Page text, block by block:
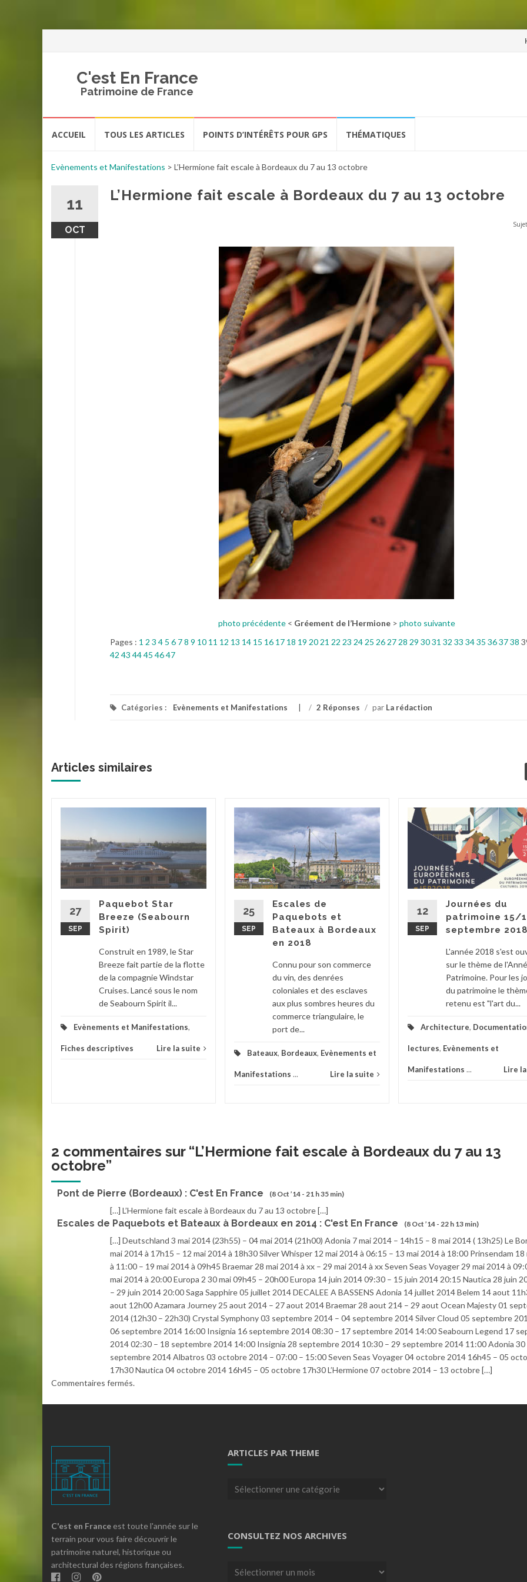
C'est En France
Patrimoine de France
ACCUEIL TOUS LES ARTICLES POINTS D’INTÉRÊTS POUR GPS THÉMATIQUES
Evènements et Manifestations > L’Hermione fait escale à Bordeaux du 7 au 13 octobre
11
OCT
L’Hermione fait escale à Bordeaux du 7 au 13 octobre
photo précédente< Gréement de l’Hermione> photo suivante
Pages : 1 2 3 4 5 6 78 9 10 11 12 13 14 15 16 17 18 19 20 21 22 23 24 25 26 27 28 29 3031 32 33 3435 363738
42 43 4445 4647
Catégories : Evènements et Manifestations / 2 Réponses / par La rédaction
Articles similaires
27
SEP
Paquebot Star
Breeze (Seabourn
Spirit)
Construit en 1989, le Star
Breeze fait partie de la flotte
de la compagnie Windstar
Cruises. Lancé sous le nom
de Seabourn Spirit il...
Evènements et Manifestations,
Fiches descriptives Lire la suite
25
SEP
Escales de
Paquebots et
Bateaux à Bordeaux
en 2018
Connu pour son commerce
du vin, des denrées
coloniales et des esclaves
aux plus sombres heures du
commerce triangulaire, le
port de...
Bateaux, Bordeaux, Evènements et
Manifestations ... Lire la suite
12
SEP
Journées du
patrimoine 15/
septembre 2018
L'année 2018 s'est
sur le thème de
Patrimoine. Pour les
du patrimoine le
retenu est "l'art du...
Architecture,
lectures, Evènements et
Manifestations ... Lire
2 commentaires sur “L’Hermione fait escale à Bordeaux du 7 au 13
octobre”
Pont de Pierre (Bordeaux) : C'est En France (8 Oct ’14 - 21 h 35 min)
[…] L’Hermione fait escale à Bordeaux du 7 au 13 octobre […]
Escales de Paquebots et Bateaux à Bordeaux en 2014 : C'est En France (8 Oct ’14 - 22 h 13 min)
[…] Deutschland 3 mai 2014 (23h55) – 04 mai 2014 (21h00) Adonia 7 mai 2014 – 14h15 – 8 mai 2014 ( 13h25) Le
mai 2014 à 17h15 – 12 mai 2014 à 18h30 Silver Whisper 12 mai 2014 à 06:15 – 13 mai 2014 à 18:00 Prinsendam 18
à 11:00 – 19 mai 2014 à 09h45 Braemar 28 mai 2014 à xx – 29 mai 2014 à xx Seven Seas Voyager 29 mai 2014 à
mai 2014 à 20:00 Europa 2 30 mai 09h45 – 20h00 Europa 14 juin 2014 09:30 – 15 juin 2014 20:15 Nautica 28 juin
– 29 juin 2014 20:00 Saga Sapphire 05 juillet 2014 DECALEE A BASSENS Adonia 14 juillet 2014 Belem 14 aout
aout 12h00 Azamara Journey 25 aout 2014 – 27 aout 2014 Braemar 28 aout 214 – 29 aout Ocean Majesty 01
2014 (12h30 – 22h30) Crystal Symphony 03 septembre 2014 – 04 septembre 2014 Silver Cloud 05 septembre
06 septembre 2014 16:00 Insignia 16 septembre 2014 08:30 – 17 septembre 2014 14:00 Seabourn Legend 17
2014 02:30 – 18 septembre 2014 14:00 Insignia 28 septembre 2014 10:30 – 29 septembre 2014 11:00 Adonia 30
septembre 2014 Albatros 03 octobre 2014 – 07:00 – 15:00 Seven Seas Voyager 04 octobre 2014 16h45 – 05
17h30 Nautica 04 octobre 2014 16h45 – 05 octobre 17h30 L’Hermione 07 octobre 2014 – 13 octobre […]
Commentaires fermés.
C'est en France est toute l'année sur le
terrain pour vous faire découvrir le
patrimoine naturel, historique ou
architectural des régions françaises.
ARTICLES PAR THEME
Articles
CONSULTEZ NOS ARCHIVES
Consultez